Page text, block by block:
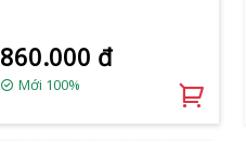
860.000 đ
Mới 100%